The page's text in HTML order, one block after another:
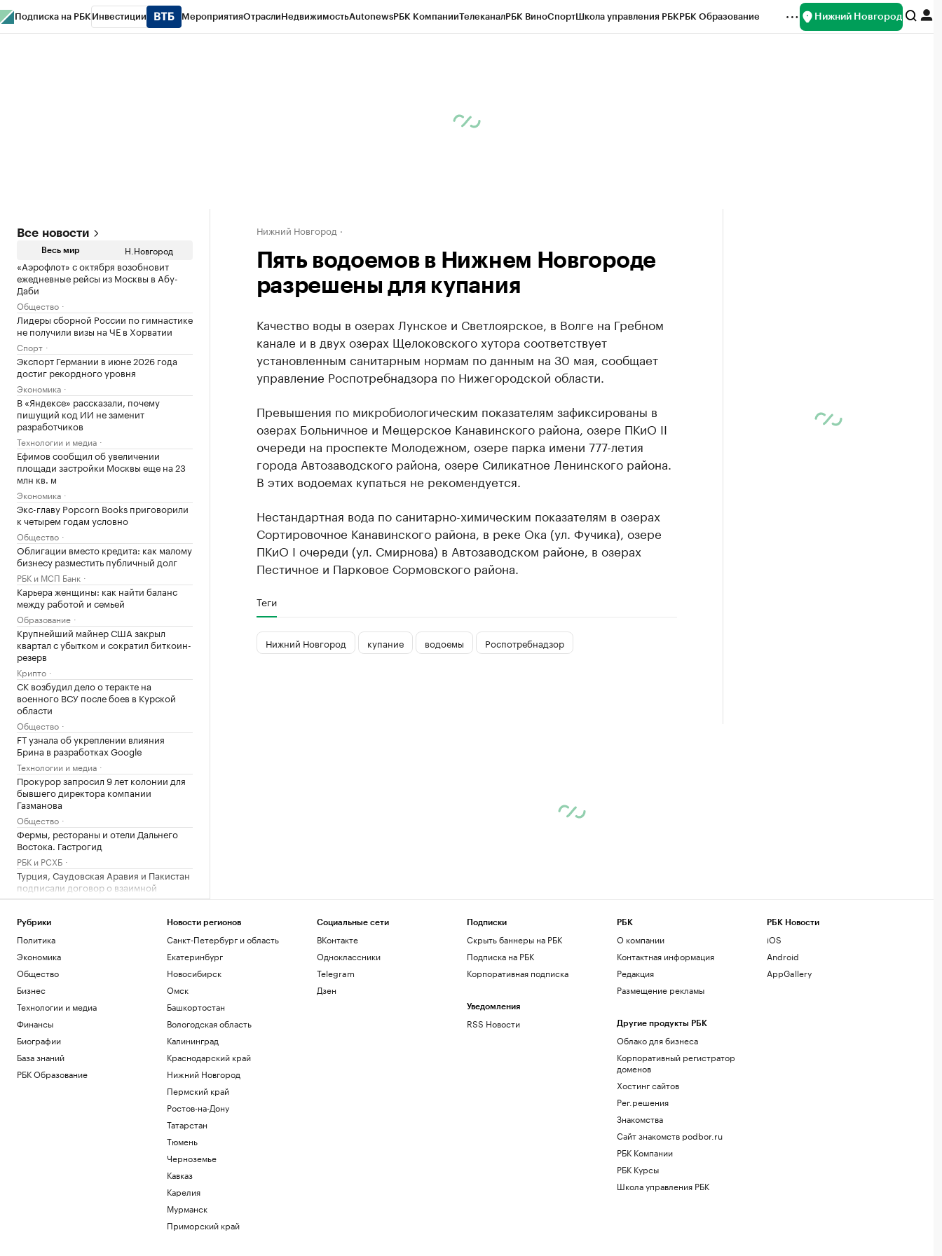
Подписка на РБК Инвестиции МероприятияОтраслиНедвижимостьAutonewsРБК КомпанииТелеканалРБК ВиноСпортШкола управления РБКРБК Образование Нижний Новгород
Все новости
Весь мир Н.Новгород
«Аэрофлот» с октября возобновит
ежедневные рейсы из Москвы в Абу-
Даби
Общество
Лидеры сборной России по гимнастике
не получили визы на ЧЕ в Хорватии
Спорт
Экспорт Германии в июне 2026 года
достиг рекордного уровня
Экономика
В «Яндексе» рассказали, почему
пишущий код ИИ не заменит
разработчиков
Технологии и медиа
Ефимов сообщил об увеличении
площади застройки Москвы еще на 23
млн кв. м
Экономика
Экс-главу Popcorn Books приговорили
к четырем годам условно
Общество
Облигации вместо кредита: как малому
бизнесу разместить публичный долг
РБК и МСП Банк
Карьера женщины: как найти баланс
между работой и семьей
Образование
Крупнейший майнер США закрыл
квартал с убытком и сократил биткоин-
резерв
Крипто
СК возбудил дело о теракте на
военного ВСУ после боев в Курской
области
Общество
FT узнала об укреплении влияния
Брина в разработках Google
Технологии и медиа
Прокурор запросил 9 лет колонии для
бывшего директора компании
Газманова
Общество
Фермы, рестораны и отели Дальнего
Востока. Гастрогид
РБК и РСХБ
Турция, Саудовская Аравия и Пакистан
подписали договор о взаимной
обороне
Российский пловец заявил, что в
Париже на ЧЕ «воняет мочой и
помойками»
Спорт
В Москве простились с легендарным
баскетболистом Иваном Едешко
Спорт
Путин рассказал президенту ОАЭ о
ситуации вокруг Украины
Политика
Politico сообщило об обсуждении
замены канцлера Германии Фридриха
трансформируют промышленность:
Нижний Новгород
Пять водоемов в Нижнем Новгороде
разрешены для купания
Качество воды в озерах Лунское и Светлоярское, в Волге на Гребном
канале и в двух озерах Щелоковского хутора соответствует
установленным санитарным нормам по данным на 30 мая, сообщает
управление Роспотребнадзора по Нижегородской области.
Превышения по микробиологическим показателям зафиксированы в
озерах Больничное и Мещерское Канавинского района, озере ПКиО II
очереди на проспекте Молодежном, озере парка имени 777-летия
города Автозаводского района, озере Силикатное Ленинского района.
В этих водоемах купаться не рекомендуется.
Нестандартная вода по санитарно-химическим показателям в озерах
Сортировочное Канавинского района, в реке Ока (ул. Фучика), озере
ПКиО I очереди (ул. Смирнова) в Автозаводском районе, в озерах
Пестичное и Парковое Сормовского района.
Теги
Нижний Новгород купание водоемы Роспотребнадзор
Рубрики
Политика
Экономика
Общество
Бизнес
Технологии и медиа
Финансы
Биографии
База знаний
РБК Образование
Новости регионов
Санкт-Петербург и область
Екатеринбург
Новосибирск
Омск
Башкортостан
Вологодская область
Калининград
Краснодарский край
Нижний Новгород
Пермский край
Ростов-на-Дону
Татарстан
Тюмень
Черноземье
Кавказ
Карелия
Мурманск
Приморский край
Социальные сети
ВКонтакте
Одноклассники
Telegram
Дзен
Подписки
Скрыть баннеры на РБК
Подписка на РБК
Корпоративная подписка
Уведомления
RSS Новости
РБК
О компании
Контактная информация
Редакция
Размещение рекламы
Другие продукты РБК
Облако для бизнеса
Корпоративный регистратор
доменов
Хостинг сайтов
Рег.решения
Знакомства
Сайт знакомств podbor.ru
РБК Компании
РБК Курсы
Школа управления РБК
РБК Новости
iOS
Android
AppGallery